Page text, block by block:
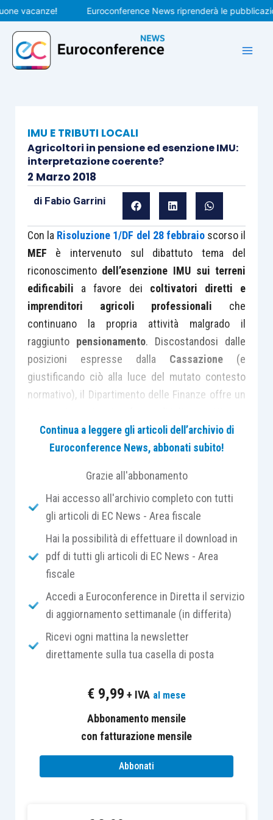
Vai
al
contenuto
vacanze! Euroconference News riprenderà le pubblicazioni
IMU E TRIBUTI LOCALI
Agricoltori in pensione ed esenzione IMU:
interpretazione coerente?
2 Marzo 2018
di Fabio Garrini
Con la Risoluzione 1/DF del 28 febbraioscorso il
MEF è intervenuto sul dibattuto tema del
riconoscimento dell’esenzione IMU sui terreni
edificabili a favore dei coltivatori diretti e
imprenditori agricoli professionali che
continuano la propria attività malgrado il
raggiunto pensionamento. Discostandosi dalle
posizioni espresse dalla Cassazione (e
giustificando ciò alla luce del mutato contesto
normativo), il Dipartimento delle Finanze offre un
La finzione di non edificabilità
dell’IMU: l’articolo 2 D.Lgs. 504/1992 riconosce
unariqualificazione, a favore dei coltivatori
diretti e degli imprenditori agricolo professionali,
dei terreni sui quali persiste l’utilizzazione agro-
silvo-pastorale mediante l’esercizio di
dirette alla coltivazione del fondo, alla
silvicoltura, alla funghicoltura ed all’allevamento
benché edificabili ai fini urbanistici,
Ricordando la nuova disciplina dei terreni agricoli
introdotta dal 2016, detti terreni risultano di fatto
Ciò che si è modificato nel passaggio dall’ICI
Continua a leggere gli articoli dell’archivio di
Euroconference News, abbonati subito!
Grazie all'abbonamento
Hai accesso all'archivio completo con tutti
gli articoli di EC News - Area fiscale
Hai la possibilità di effettuare il download in
pdf di tutti gli articoli di EC News - Area
fiscale
Accedi a Euroconference in Diretta il servizio
di aggiornamento settimanale (in differita)
Ricevi ogni mattina la newsletter
direttamente sulla tua casella di posta
€ 9,99 + IVA al mese
Abbonamento mensile
con fatturazione mensile
Abbonati